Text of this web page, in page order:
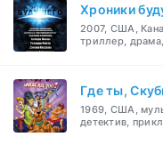
Хроники
2007, США,
триллер,
Где ты,
1969, США,
детектив,